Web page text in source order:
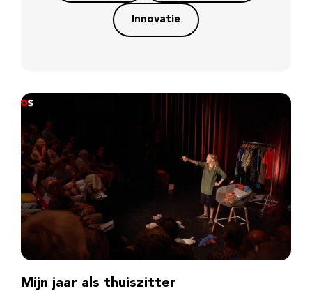
Innovatie
Mijn jaar als thuiszitter